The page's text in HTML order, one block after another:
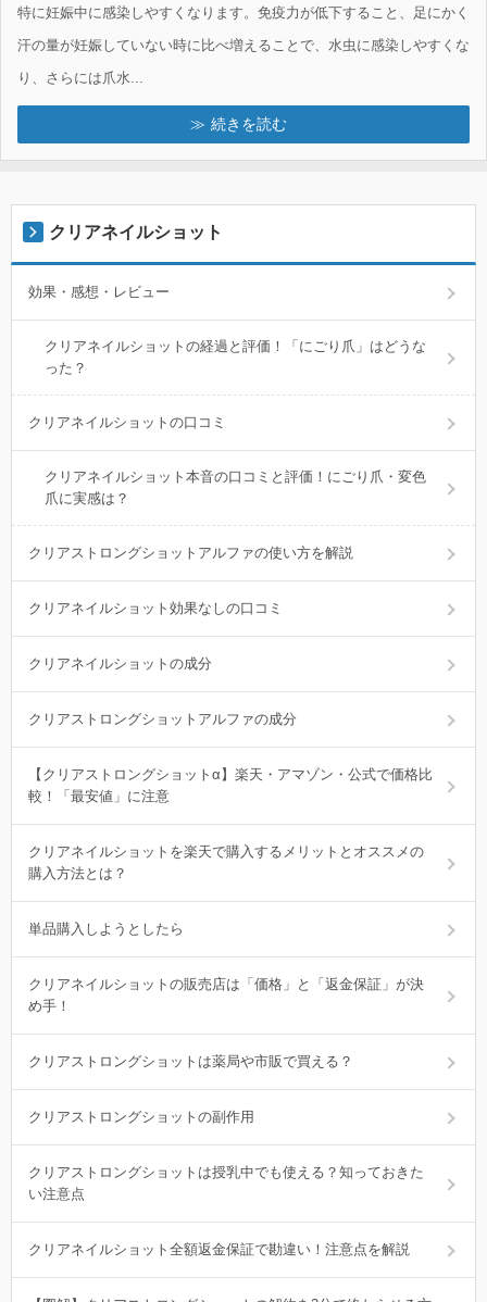
特に妊娠中に感染しやすくなります。免疫力が低下すること、足にかく
汗の量が妊娠していない時に比べ増えることで、水虫に感染しやすくな
り、さらには爪水...
続きを読む
クリアネイルショット
効果・感想・レビュー
クリアネイルショットの経過と評価！「にごり爪」はどうな
った？
クリアネイルショットの口コミ
クリアネイルショット本音の口コミと評価！にごり爪・変色
爪に実感は？
クリアストロングショットアルファの使い方を解説
クリアネイルショット効果なしの口コミ
クリアネイルショットの成分
クリアストロングショットアルファの成分
【クリアストロングショットα】楽天・アマゾン・公式で価格比
較！「最安値」に注意
クリアネイルショットを楽天で購入するメリットとオススメの
購入方法とは？
単品購入しようとしたら
クリアネイルショットの販売店は「価格」と「返金保証」が決
め手！
クリアストロングショットは薬局や市販で買える？
クリアストロングショットの副作用
クリアストロングショットは授乳中でも使える？知っておきた
い注意点
クリアネイルショット全額返金保証で勘違い！注意点を解説